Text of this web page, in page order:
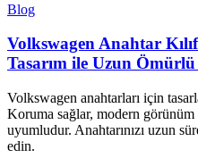
Blog
Volkswagen Anahtar
Tasarım ile Uzun
Volkswagen anahtarları için
Koruma sağlar, modern
uyumludur. Anahtarınızı uzun
edin.